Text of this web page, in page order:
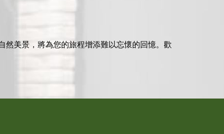
然美景，將為您的旅程增添難以忘懷的回憶。歡